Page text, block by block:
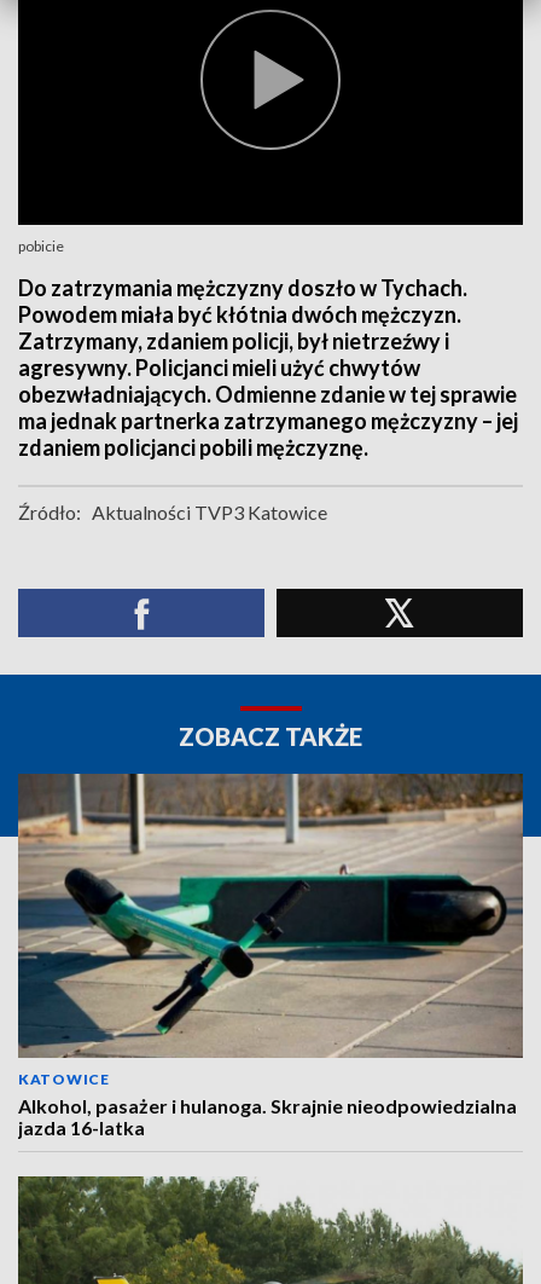
pobicie
Do zatrzymania mężczyzny doszło w Tychach.
Powodem miała być kłótnia dwóch mężczyzn.
Zatrzymany, zdaniem policji, był nietrzeźwy i
agresywny. Policjanci mieli użyć chwytów
obezwładniających. Odmienne zdanie w tej sprawie
ma jednak partnerka zatrzymanego mężczyzny – jej
zdaniem policjanci pobili mężczyznę.
Źródło: Aktualności TVP3 Katowice
ZOBACZ TAKŻE
KATOWICE
Alkohol, pasażer i hulanoga. Skrajnie nieodpowiedzialna
jazda 16-latka